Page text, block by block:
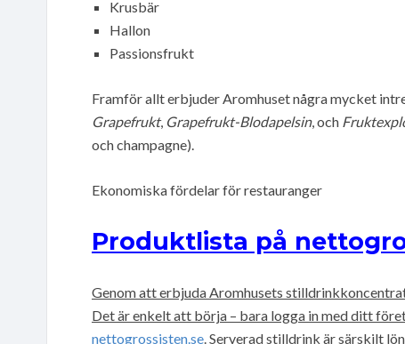
Krusbär
Hallon
Passionsfrukt
Framför allt erbjuder Aromhuset några mycket
Grapefrukt, Grapefrukt-Blodapelsin, och
och champagne).
Ekonomiska fördelar för restauranger
Produktlista på
Genom att erbjuda Aromhusets
Det är enkelt att börja – bara logga in med ditt
nettogrossisten.se. Serverad stilldrink är särskilt